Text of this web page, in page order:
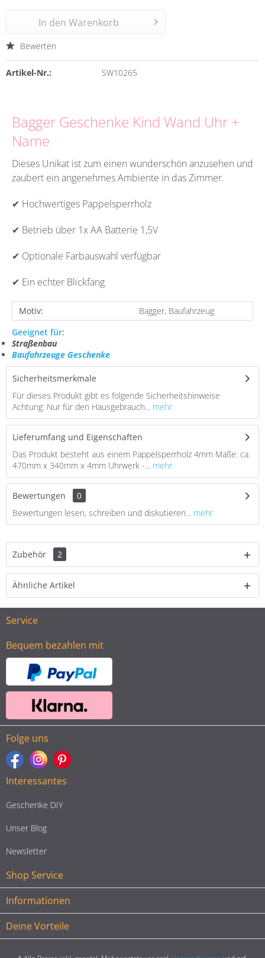
In den Warenkorb
Bewerten
Artikel-Nr.: SW10265
Bagger Geschenke Kind Wand Uhr +
Name
Dieses Unikat ist zum einen wunderschön anzusehen und
zaubert ein angenehmes Ambiente in das Zimmer.
✔ Hochwertiges Pappelsperrholz
✔ Betrieb über 1x AA Batterie 1,5V
✔ Optionale Farbauswahl verfügbar
✔ Ein echter Blickfang
Motiv:
Bagger, Baufahrzeug
Geeignet für:
Straßenbau
Baufahrzeuge Geschenke
Sicherheitsmerkmale
Für dieses Produkt gibt es folgende Sicherheitshinweise
Achtung: Nur für den Hausgebrauch... mehr
Lieferumfang und Eigenschaften
Das Produkt besteht aus einem Pappelsperrholz 4mm Maße: ca.
470mm x 340mm x 4mm Uhrwerk -... mehr
Bewertungen
0
Bewertungen lesen, schreiben und diskutieren... mehr
Zubehör 2
Ähnliche Artikel
Service
Bequem bezahlen mit
Folge uns
Interessantes
Geschenke DIY
Unser Blog
Newsletter
Shop Service
Informationen
Deine Vorteile